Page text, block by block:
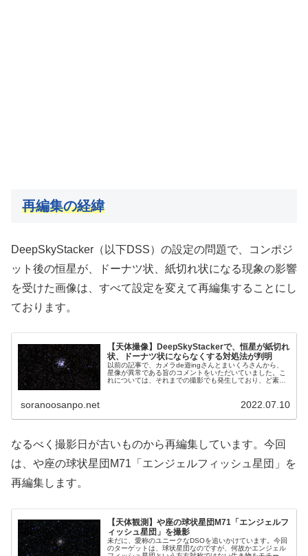
再編集の経緯
DeepSkyStacker（以下DSS）の設定の問題で、コンポジ
ット後の恒星が、ドーナツ状、紙切れ状になる現象の影響
を受けた画像は、すべて設定を変えて再編集することにし
ております。
【天体撮像】DeepSkyStackerで、恒星が紙切れ
状、ドーナツ状にならなくする対処法が判明
以前の記事で、カメラde遊ingさんとまいくろさんから、
星像が異常である旨のコメントをいただいていました。こ
れについては、それまでの撮影でも発生しており、ど素人
soranoosanpo.net 2022.07.10
なるべく撮影日が古いものから再編集しています。今回
は、や座の球状星団M71「エンジェルフィッシュ星団」を
再編集します。
【天体観測】や座の球状星団M71「エンジェルフ
ィッシュ星団」を撮影
未だに、愛称のユニークなDSOを追いかけています。今回
のターゲットは、球状星団なのですが、何故かエンジェル